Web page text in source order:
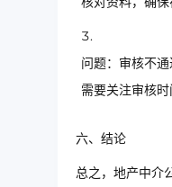
问题：审核不
需要关注审核时
六、结论
总之，地产中介